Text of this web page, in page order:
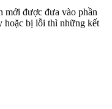
mới được đưa vào phần
hoặc bị lỗi thì những kết